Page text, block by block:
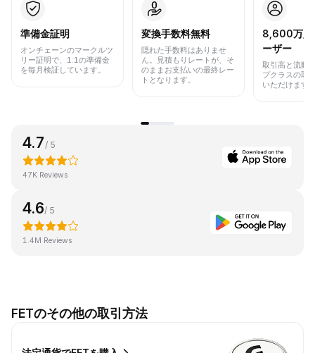
準備金証明
オンチェーンのマークルツ
リー証明で、1:1の準備金
を毎月検証しています。
変換手数料無料
隠れた手数料はありませ
ん。見積もりレートが、そ
のままお支払いの最終レー
トとなります。
8,600万人
ーザー
取引高と流動
プクラスの取
いただけます
4.7 / 5
47K Reviews
4.6/ 5
1.4M Reviews
FETのその他の取引方法